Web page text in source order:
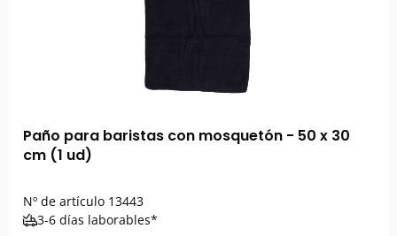
Paño para baristas con mosquetón - 50 x 30
cm (1 ud)
Nº de artículo 13443
3-6 días laborables*